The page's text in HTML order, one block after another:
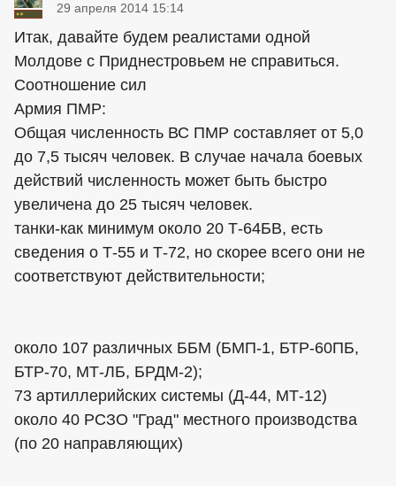
29 апреля 2014 15:14
Итак, давайте будем реалистами одной
Молдове с Приднестровьем не справиться.
Соотношение сил
Армия ПМР:
Общая численность ВС ПМР составляет от 5,0
до 7,5 тысяч человек. В случае начала боевых
действий численность может быть быстро
увеличена до 25 тысяч человек.
танки-как минимум около 20 Т-64БВ, есть
сведения о Т-55 и Т-72, но скорее всего они не
соответствуют действительности;
около 107 различных ББМ (БМП-1, БТР-60ПБ,
БТР-70, МТ-ЛБ, БРДМ-2);
73 артиллерийских системы (Д-44, МТ-12)
около 40 РСЗО "Град" местного производства
(по 20 направляющих)